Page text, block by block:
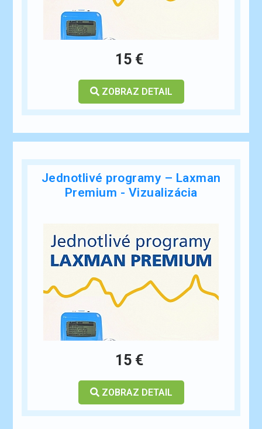
15 €
ZOBRAZ DETAIL
Jednotlivé programy – Laxman
Premium - Vizualizácia
15 €
ZOBRAZ DETAIL